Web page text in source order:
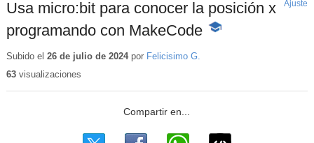
Usa micro:bit para conocer la posición x
programando con MakeCode -
Ajuste
Subido el 26 de julio de 2024por Felicisimo G.
63visualizaciones